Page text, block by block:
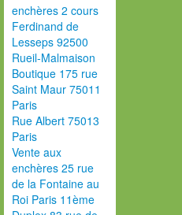
enchères 2 cours
Ferdinand de
Lesseps 92500
Rueil-Malmaison
Boutique 175 rue
Saint Maur 75011
Paris
Rue Albert 75013
Paris
Vente aux
enchères 25 rue
de la Fontaine au
Roi Paris 11ème